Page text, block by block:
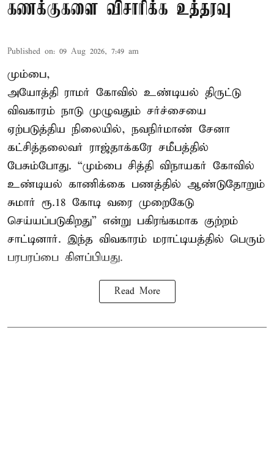
கணக்குகளை விசாரிக்க உத்தரவு
Published on: 09 Aug 2026, 7:49 am
மும்பை,
அயோத்தி ராமர் கோவில் உண்டியல் திருட்டு
விவகாரம் நாடு முழுவதும் சர்ச்சையை
ஏற்படுத்திய நிலையில், நவநிர்மாண் சேனா
கட்சித்தலைவர் ராஜ்தாக்கரே சமீபத்தில்
பேசும்போது. “மும்பை சித்தி விநாயகர் கோவில்
உண்டியல் காணிக்கை பணத்தில் ஆண்டுதோறும்
சுமார் ரூ.18 கோடி வரை முறைகேடு
செய்யப்படுகிறது” என்று பகிரங்கமாக குற்றம்
சாட்டினார். இந்த விவகாரம் மராட்டியத்தில் பெரும்
பரபரப்பை கிளப்பியது.
Read More